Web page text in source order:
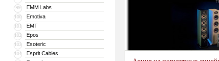
99 EMM Labs
100 Emotiva
101 EMT
102 Epos
103 Esoteric
104 Esprit Cables